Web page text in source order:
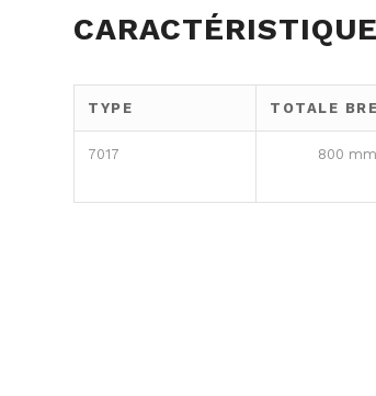
TYPE TOTALE
7017 800 mm